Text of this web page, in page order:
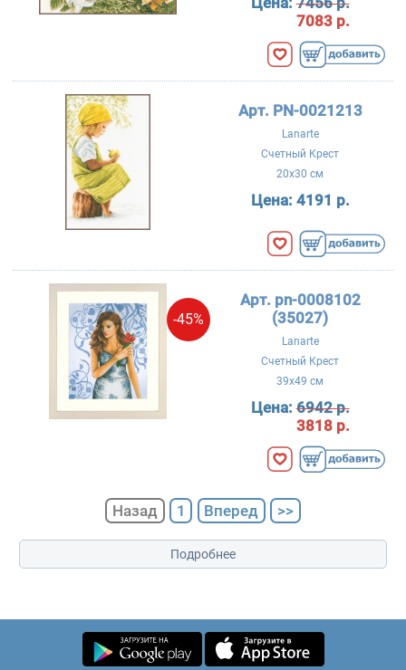
7083 р.
Арт. PN-0021213
Lanarte
Счетный Крест
20x30 см
Цена: 4191 р.
-45%
Арт. pn-0008102
(35027)
Lanarte
Счетный Крест
39x49 см
Цена:6942 р.
3818 р.
Назад 1 Вперед >>
Подробнее